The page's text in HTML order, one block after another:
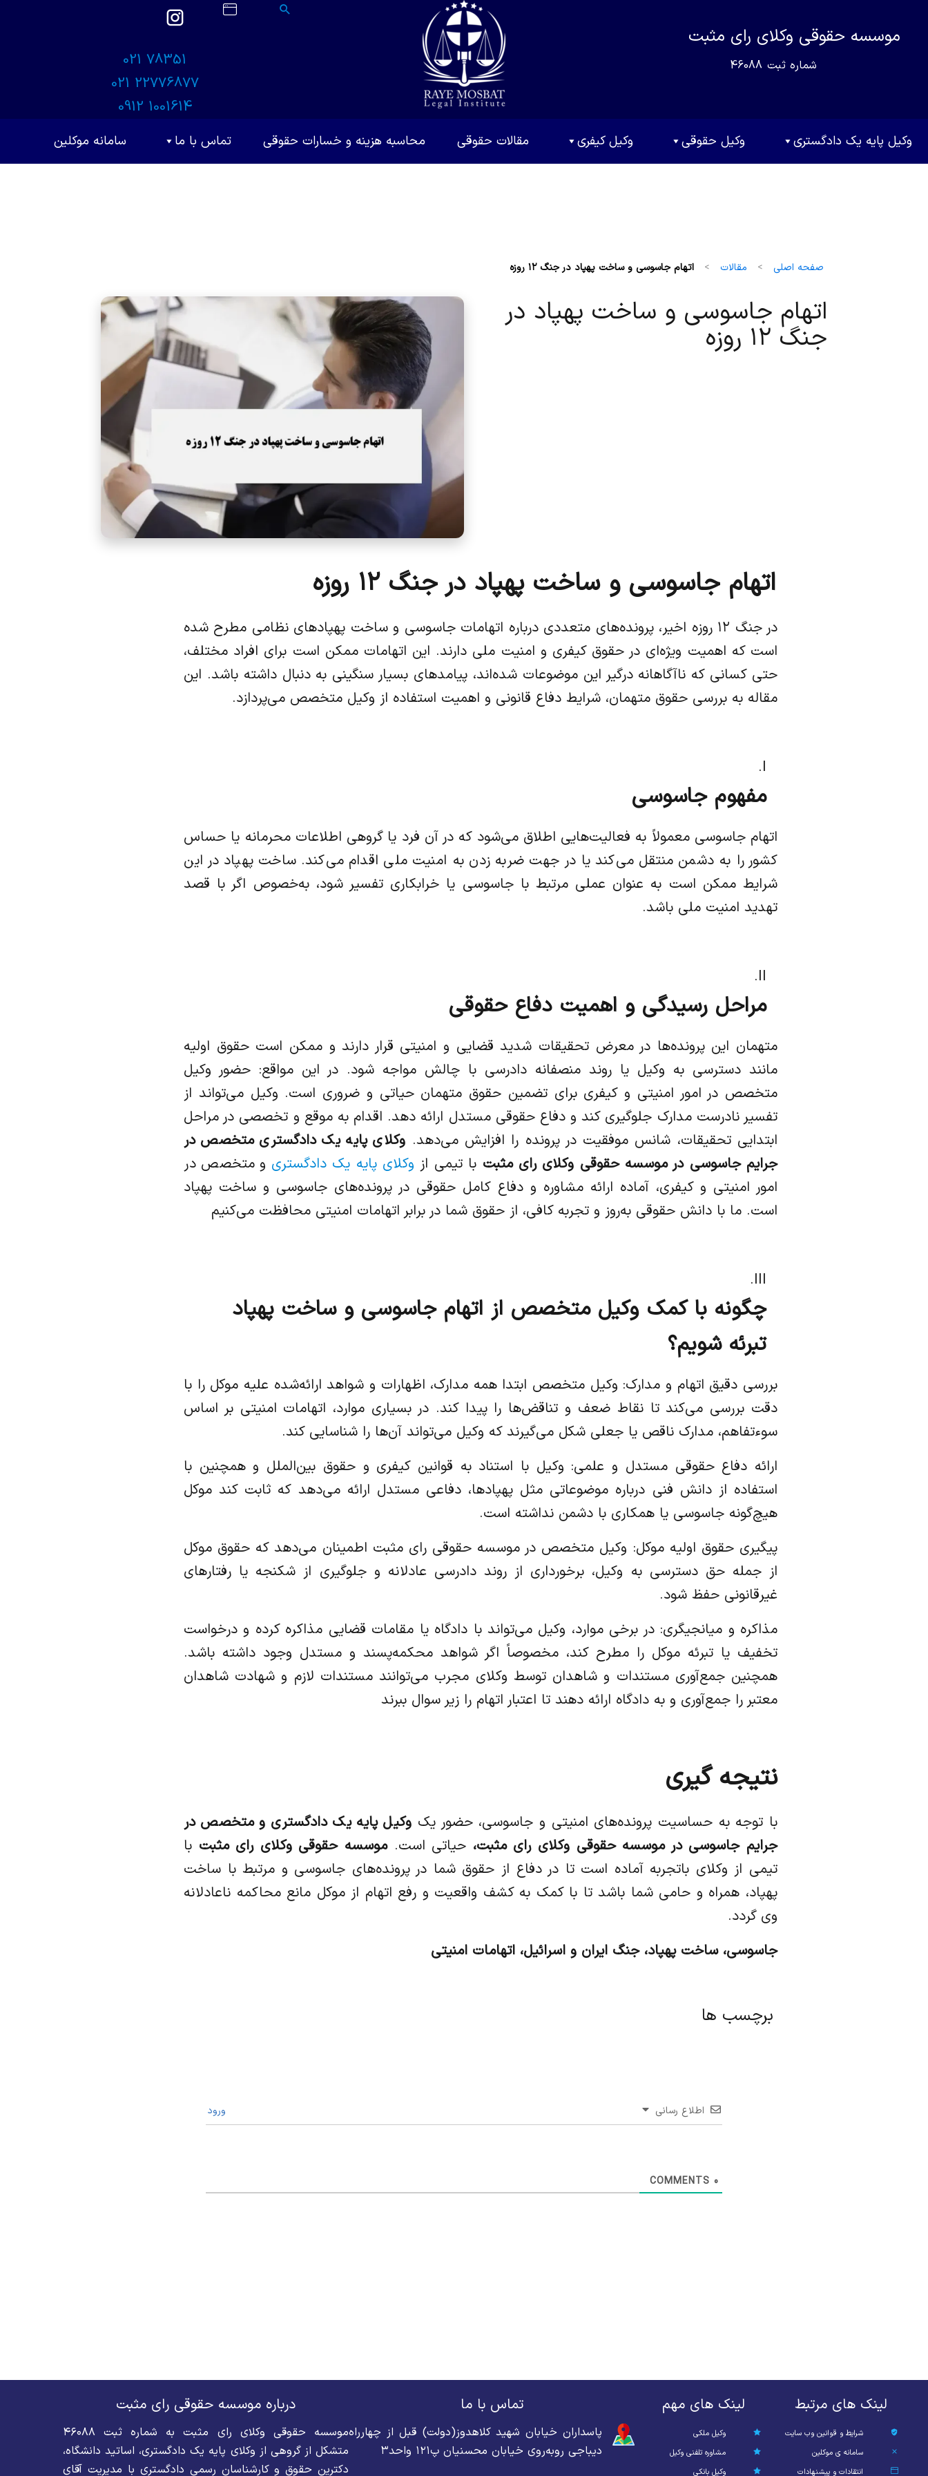
موسسه حقوقی وکلای رای مثبت
شماره ثبت
021 78351
021 22776877
0912 1001614
وکیل پایه یک دادگستری وکیل حقوقی وکیل کیفری مقالات حقوقی محاسبه هزینه و خسارات حقوقی تماس با ما سامانه موکلین
صفحه اصلی > مقالات > اتهام جاسوسی و ساخت پهپاد در جنگ ۱۲ روزه
اتهام جاسوسی و ساخت پهپاد در
جنگ ۱۲ روزه
اتهام جاسوسی و ساخت پهپاد در جنگ ۱۲ روزه
در جنگ ۱۲ روزه اخیر، پرونده‌های متعددی درباره اتهامات جاسوسی و ساخت پهپادهای نظامی مطرح شده
است که اهمیت ویژه‌ای در حقوق کیفری و امنیت ملی دارند. این اتهامات ممکن است برای افراد مختلف،
حتی کسانی که ناآگاهانه درگیر این موضوعات شده‌اند، پیامدهای بسیار سنگینی به دنبال داشته باشد. این
مقاله به بررسی حقوق متهمان، شرایط دفاع قانونی و اهمیت استفاده از وکیل متخصص می‌پردازد.
مفهوم جاسوسی
اتهام جاسوسی معمولاً به فعالیت‌هایی اطلاق می‌شود که در آن فرد یا گروهی اطلاعات محرمانه یا حساس
کشور را به دشمن منتقل می‌کند یا در جهت ضربه زدن به امنیت ملی اقدام می‌کند. ساخت پهپاد در این
شرایط ممکن است به عنوان عملی مرتبط با جاسوسی یا خرابکاری تفسیر شود، به‌خصوص اگر با قصد
تهدید امنیت ملی باشد.
مراحل رسیدگی و اهمیت دفاع حقوقی
متهمان این پرونده‌ها در معرض تحقیقات شدید قضایی و امنیتی قرار دارند و ممکن است حقوق اولیه
مانند دسترسی به وکیل یا روند منصفانه دادرسی با چالش مواجه شود. در این مواقع: حضور وکیل
متخصص در امور امنیتی و کیفری برای تضمین حقوق متهمان حیاتی و ضروری است. وکیل می‌تواند از
تفسیر نادرست مدارک جلوگیری کند و دفاع حقوقی مستدل ارائه دهد. اقدام به موقع و تخصصی در مراحل
ابتدایی تحقیقات، شانس موفقیت در پرونده را افزایش می‌دهد. وکلای پایه یک دادگستری متخصص در
جرایم جاسوسی در موسسه حقوقی وکلای رای مثبت با تیمی از وکلای پایه یک دادگستری و متخصص در
امور امنیتی و کیفری، آماده ارائه مشاوره و دفاع کامل حقوقی در پرونده‌های جاسوسی و ساخت پهپاد
است. ما با دانش حقوقی به‌روز و تجربه کافی، از حقوق شما در برابر اتهامات امنیتی محافظت می‌کنیم
چگونه با کمک وکیل متخصص از اتهام جاسوسی و ساخت پهپاد
تبرئه شویم؟
بررسی دقیق اتهام و مدارک: وکیل متخصص ابتدا همه مدارک، اظهارات و شواهد ارائه‌شده علیه موکل را با
دقت بررسی می‌کند تا نقاط ضعف و تناقض‌ها را پیدا کند. در بسیاری موارد، اتهامات امنیتی بر اساس
سوءتفاهم، مدارک ناقص یا جعلی شکل می‌گیرند که وکیل می‌تواند آن‌ها را شناسایی کند.
ارائه دفاع حقوقی مستدل و علمی: وکیل با استناد به قوانین کیفری و حقوق بین‌الملل و همچنین با
استفاده از دانش فنی درباره موضوعاتی مثل پهپادها، دفاعی مستدل ارائه می‌دهد که ثابت کند موکل
هیچ‌گونه جاسوسی یا همکاری با دشمن نداشته است.
پیگیری حقوق اولیه موکل: وکیل متخصص در موسسه حقوقی رای مثبت اطمینان می‌دهد که حقوق موکل
از جمله حق دسترسی به وکیل، برخورداری از روند دادرسی عادلانه و جلوگیری از شکنجه یا رفتارهای
غیرقانونی حفظ شود.
مذاکره و میانجیگری: در برخی موارد، وکیل می‌تواند با دادگاه یا مقامات قضایی مذاکره کرده و درخواست
تخفیف یا تبرئه موکل را مطرح کند، مخصوصاً اگر شواهد محکمه‌پسند و مستدل وجود داشته باشد.
همچنین جمع‌آوری مستندات و شاهدان توسط وکلای مجرب می‌توانند مستندات لازم و شهادت شاهدان
معتبر را جمع‌آوری و به دادگاه ارائه دهند تا اعتبار اتهام را زیر سوال ببرند
نتیجه گیری
با توجه به حساسیت پرونده‌های امنیتی و جاسوسی، حضور یک وکیل پایه یک دادگستری و متخصص در
جرایم جاسوسی در موسسه حقوقی وکلای رای مثبت، حیاتی است.موسسه حقوقی وکلای رای مثبت با
تیمی از وکلای باتجربه آماده است تا در دفاع از حقوق شما در پرونده‌های جاسوسی و مرتبط با ساخت
پهپاد، همراه و حامی شما باشد تا با کمک به کشف واقعیت و رفع اتهام از موکل مانع محاکمه ناعادلانه
وی گردد.
جاسوسی، ساخت پهپاد، جنگ ایران و اسرائیل، اتهامات امنیتی
برچسب ها
اطلاع رسانی ورود
0
لینک های مرتبط
شرایط و قوانین وب سایت
سامانه ی موکلین
انتقادات و پیشنهادات
لینک های مهم
وکیل ملکی
مشاوره تلفنی وکیل
وکیل بانکی
تماس با ما
پاسداران خیابان شهید کلاهدوز(دولت) قبل از چهارراه
دیباجی روبه‌روی خیابان محسنیان پ۱۲۱ واحد۳
درباره موسسه حقوقی رای مثبت
موسسه حقوقی وکلای رای مثبت به شماره ثبت ۴۶۰۸۸
متشکل از گروهی از وکلای پایه یک دادگستری، اساتید دانشگاه،
دکترین حقوق و کارشناسان رسمی دادگستری با مدیریت آقای